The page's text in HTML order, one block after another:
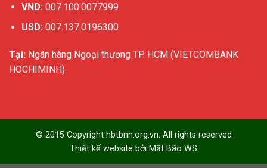
VND: 007.100.0077999
USD: 007.137.0196300
Tại: Ngân hàng Ngoại thương TP. HCM (VIETCOMBANK
HOCHIMINH)
© 2015 Copyright hbtbnn.org.vn. All rights reserved
Thiết kế website bởi Mắt Bão WS